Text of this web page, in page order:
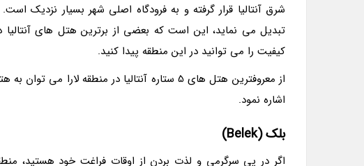
شرق آنتالیا قرار گرفته و به فرودگاه اصلی شهر بسیار نزدیک
تبدیل می نماید، این است که بعضی از برترین هتل های آنتالیا
کیفیت را می توانید در این منطقه پیدا کنید.
از معروفترین هتل های 5 ستاره آنتالیا در منطقه
اشاره نمود.
بلک (Belek)
اگر در پی سرگرمی و لذت بردن از اوقات فراغت خود هستید،